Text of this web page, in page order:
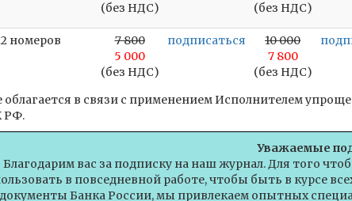
(без НДС)
(без НДС)
номеров
7 800
5 000
(без НДС)
подписаться
10 000
7 800
(без НДС)
в связи с применением Исполнителем
РФ.
Уважаемые
Благодарим вас за подписку на наш журнал. Для того
в повседневной работе, чтобы быть в курсе
документы Банка России, мы привлекаем опытных